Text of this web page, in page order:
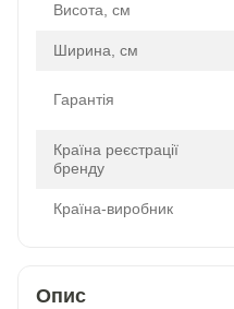
Висота, см
Ширина, см
Гарантія
Країна реєстрації
бренду
Країна-виробник
Опис